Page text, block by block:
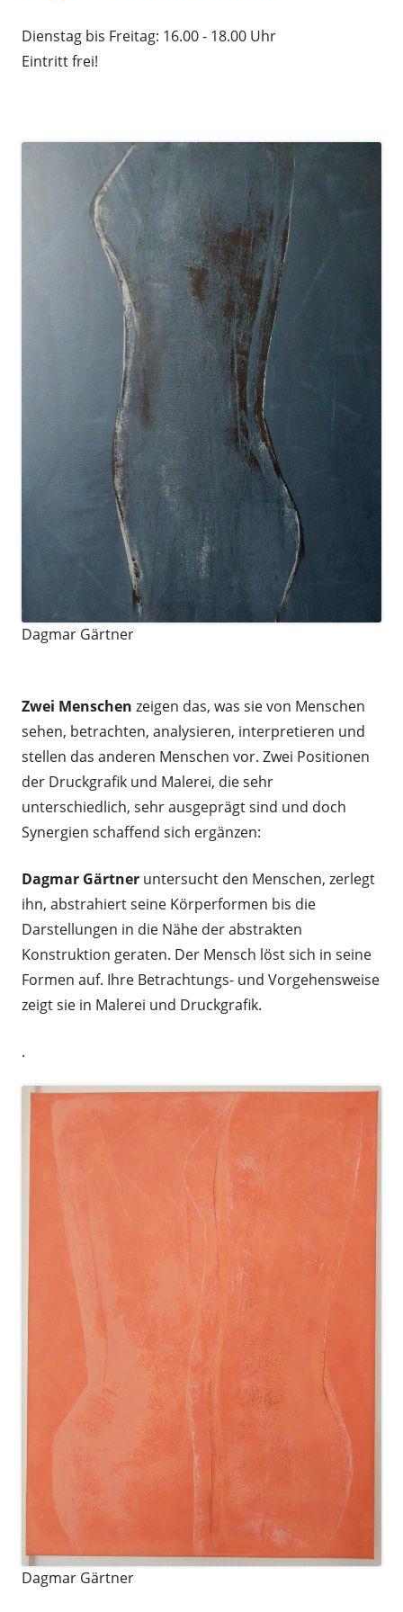
Dienstag bis Freitag: 16.00 - 18.00 Uhr
Eintritt frei!
Dagmar Gärtner
Zwei Menschen zeigen das, was sie von Menschen
sehen, betrachten, analysieren, interpretieren und
stellen das anderen Menschen vor. Zwei Positionen
der Druckgrafik und Malerei, die sehr
unterschiedlich, sehr ausgeprägt sind und doch
Synergien schaffend sich ergänzen:
Dagmar Gärtner untersucht den Menschen, zerlegt
ihn, abstrahiert seine Körperformen bis die
Darstellungen in die Nähe der abstrakten
Konstruktion geraten. Der Mensch löst sich in seine
Formen auf. Ihre Betrachtungs- und Vorgehensweise
zeigt sie in Malerei und Druckgrafik.
.
Dagmar Gärtner